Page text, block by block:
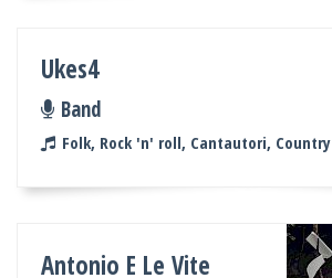
Ukes4
Band
Folk, Rock 'n' roll, Cantautori, Country
Antonio E Le Vite